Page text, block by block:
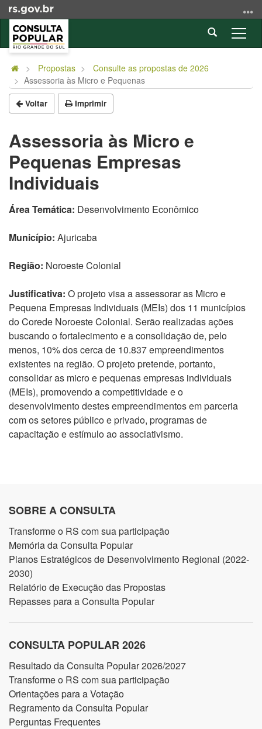
para
conteúdo
para
menu
para
busca
a
Abrir
a
Início
conteúdo
Propostas
Consulte as propostas de 2026
Assessoria às Micro e Pequenas
Voltar Imprimir
Assessoria às Micro e
Pequenas Empresas
Individuais
Área Temática: Desenvolvimento Econômico
Município: Ajuricaba
Região: Noroeste Colonial
Justificativa: O projeto visa a assessorar as Micro e
Pequena Empresas Individuais (MEIs) dos 11 municípios
do Corede Noroeste Colonial. Serão realizadas ações
buscando o fortalecimento e a consolidação de, pelo
menos, 10% dos cerca de 10.837 empreendimentos
existentes na região. O projeto pretende, portanto,
consolidar as micro e pequenas empresas individuais
(MEIs), promovendo a competitividade e o
desenvolvimento destes empreendimentos em parceria
com os setores público e privado, programas de
capacitação e estímulo ao associativismo.
SOBRE A CONSULTA
Transforme o RS com sua participação
Memória da Consulta Popular
Planos Estratégicos de Desenvolvimento Regional (2022-
2030)
Relatório de Execução das Propostas
Repasses para a Consulta Popular
CONSULTA POPULAR 2026
Resultado da Consulta Popular 2026/2027
Transforme o RS com sua participação
Orientações para a Votação
Regramento da Consulta Popular
Perguntas Frequentes